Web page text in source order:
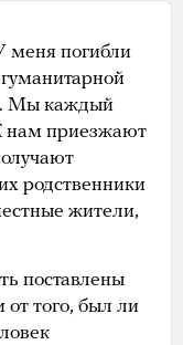
меня погибли
Мы каждый
нам приезжают
родственники
жители,
поставлены
от того, был ли